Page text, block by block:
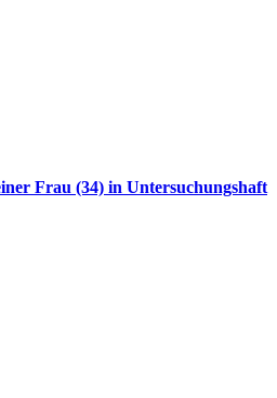
Frau (34) in Untersuchungshaft